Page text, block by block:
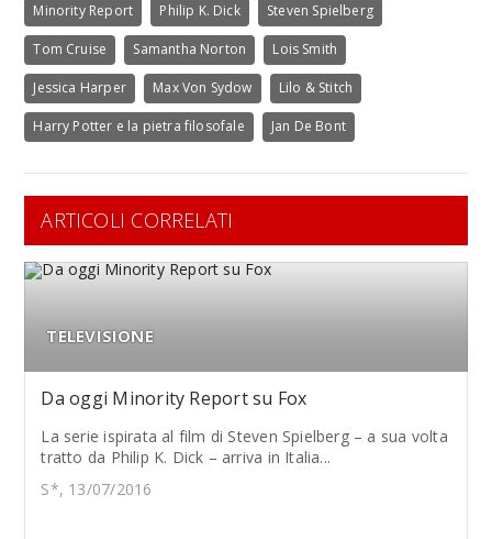
Minority Report Philip K. Dick Steven Spielberg
Tom Cruise Samantha Norton Lois Smith
Jessica Harper Max Von Sydow Lilo & Stitch
Harry Potter e la pietra filosofale Jan De Bont
ARTICOLI CORRELATI
TELEVISIONE
Da oggi Minority Report su Fox
La serie ispirata al film di Steven Spielberg – a sua volta
tratto da Philip K. Dick – arriva in Italia...
S*, 13/07/2016